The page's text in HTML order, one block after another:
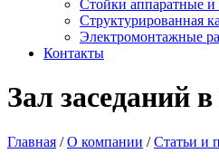
Стойки аппаратные
Структурированная
Электромонтажные
Контакты
Зал заседаний
Главная /О компании /Статьи и